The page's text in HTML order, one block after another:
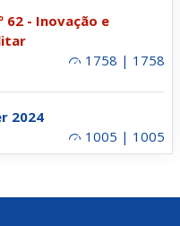
62 - Inovação e
1758 | 1758
2024
1005 | 1005